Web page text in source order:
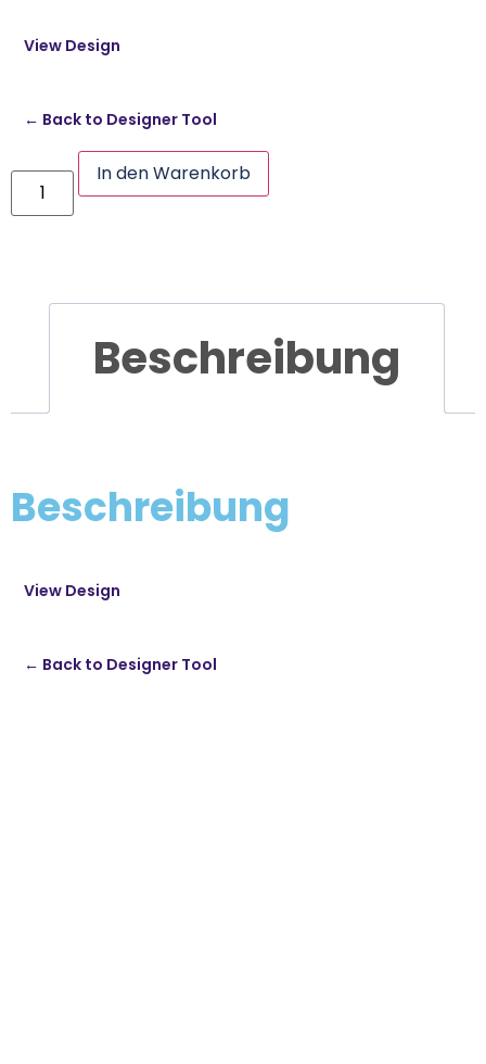
View Design
← Back to Designer Tool
In den Warenkorb
Beschreibung
Beschreibung
View Design
← Back to Designer Tool